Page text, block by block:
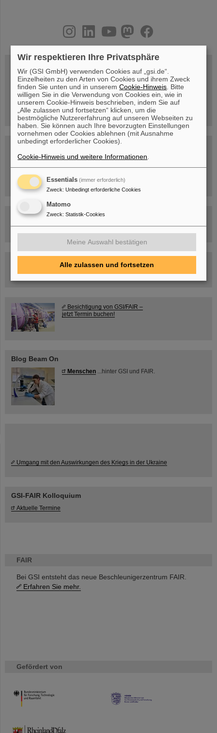
FAIR
Bei GSI entsteht das neue Beschleunigerzentrum FAIR.
Erfahren Sie mehr.
Gefördert von
HMWK
TMWWDG
youtube
helmholtz.social
facebook
Mittwoch, 19.08.2026, 14 Uhr
Warum existiert nicht einfach nichts?
Hannah Elfner,
GSI/FAIR/Goethe-Universität
Anmeldung und weitere Informationen
SCIENCE POP-UP
12 – 17 Uhr
Ernst-Ludwig-Str. 22
Innenstadt Darmstadt
FAIR-Trailer: Der Weg der Teilchen durch die
Rundflug über die FAIR-Baustelle
Besichtigung von GSI/FAIR –
jetzt Termin buchen!
Blog Beam On
Menschen ...hinter GSI und FAIR.
Umgang mit den Auswirkungen des Kriegs in der Ukraine
GSI-FAIR Kolloquium
Aktuelle Termine
Wir respektieren Ihre Privatsphäre
Wir (GSI GmbH) verwenden Cookies auf „gsi.de“.
Einzelheiten zu den Arten von Cookies und ihrem Zweck
finden Sie unten und in unseremCookie-Hinweis . Bitte
willigen Sie in die Verwendung von Cookies ein, wie in
unserem Cookie-Hinweis beschrieben, indem Sie auf
„Alle zulassen und fortsetzen“ klicken, um die
bestmögliche Nutzererfahrung auf unseren Webseiten zu
haben. Sie können auch Ihre bevorzugten Einstellungen
vornehmen oder Cookies ablehnen (mit Ausnahme
unbedingt erforderlicher Cookies).
Cookie-Hinweis und weitere Informationen
Essentials (immer erforderlich)
Zweck: Unbedingt erforderliche Cookies
Matomo
Zweck: Statistik-Cookies
Meine Auswahl bestätigen
Alle zulassen und fortsetzen